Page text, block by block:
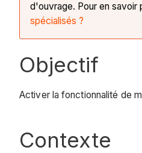
d'ouvrage. Pour en savoir
spécialisés ?
Objectif
Activer la fonctionnalité de
Contexte